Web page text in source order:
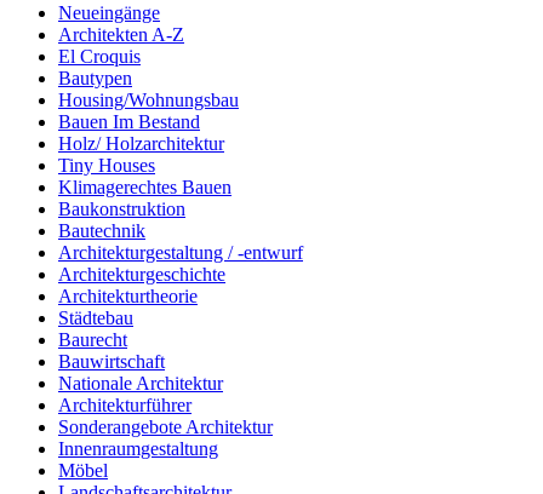
Neueingänge
Architekten A-Z
El Croquis
Bautypen
Housing/Wohnungsbau
Bauen Im Bestand
Holz/ Holzarchitektur
Tiny Houses
Klimagerechtes Bauen
Baukonstruktion
Bautechnik
Architekturgestaltung / -entwurf
Architekturgeschichte
Architekturtheorie
Städtebau
Baurecht
Bauwirtschaft
Nationale Architektur
Architekturführer
Sonderangebote Architektur
Innenraumgestaltung
Möbel